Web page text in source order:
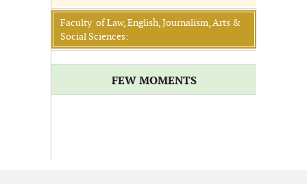
Faculty of Law, English, Journalism, Arts &
Social Sciences:
FEW MOMENTS